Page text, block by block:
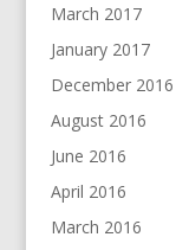
March 2017
January 2017
December 2016
August 2016
June 2016
April 2016
March 2016